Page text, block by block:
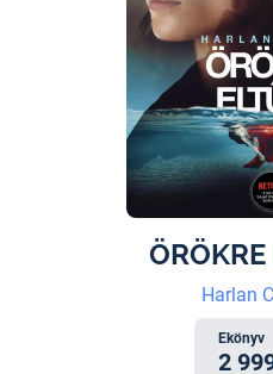
Harlan
Ekönyv
2